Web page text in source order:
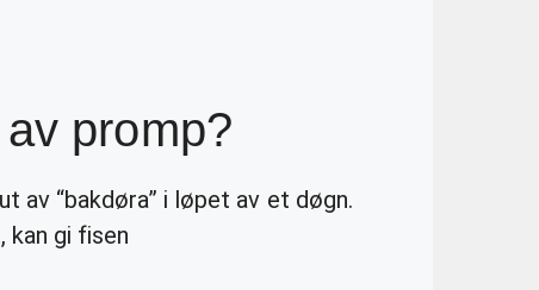
promp?
av “bakdøra” i løpet av et døgn.
kan gi fisen